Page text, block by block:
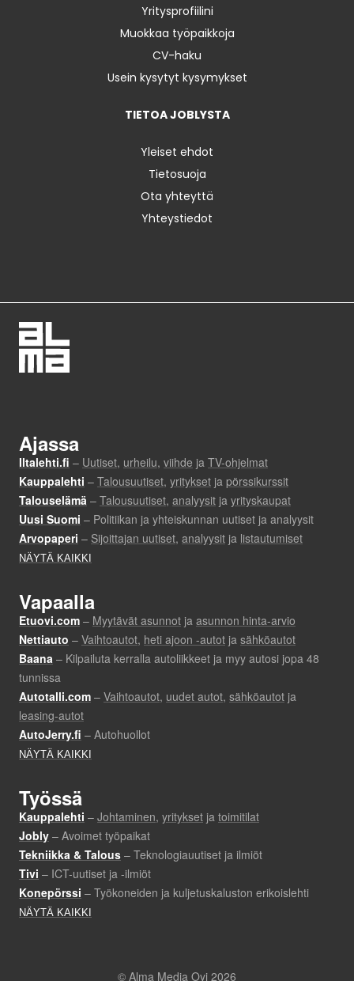
Yritysprofiilini
Muokkaa työpaikkoja
CV-haku
Usein kysytyt kysymykset
TIETOA JOBLYSTA
Yleiset ehdot
Tietosuoja
Ota yhteyttä
Yhteystiedot